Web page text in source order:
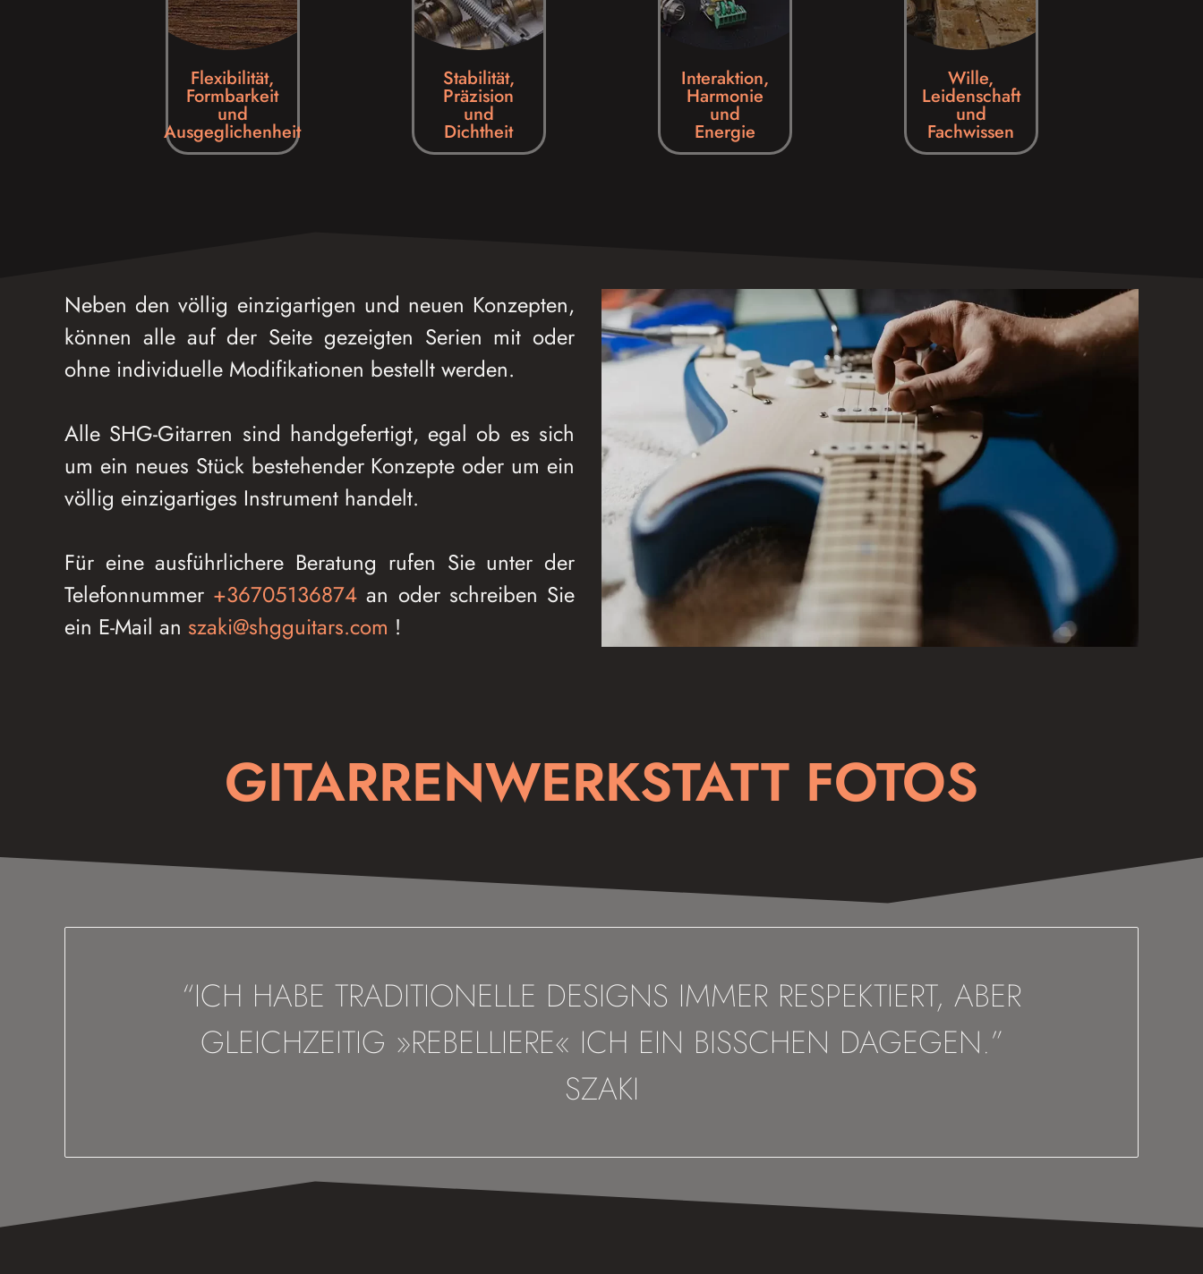
Flexibilität,
Formbarkeit
und
Ausgeglichenheit
Stabilität,
Präzision
und
Dichtheit
Interaktion,
Harmonie
und
Energie
Wille,
Leidenschaft
und
Fachwissen
Neben den völlig einzigartigen und neuen Konzepten,
können alle auf der Seite gezeigten Serien mit oder
ohne individuelle Modifikationen bestellt werden.
Alle SHG-Gitarren sind handgefertigt, egal ob es sich
um ein neues Stück bestehender Konzepte oder um ein
völlig einzigartiges Instrument handelt.
Für eine ausführlichere Beratung rufen Sie unter der
Telefonnummer +36705136874 an oder schreiben Sie
ein E-Mail an szaki@shgguitars.com !
GITARRENWERKSTATT FOTOS
“ICH HABE TRADITIONELLE DESIGNS IMMER RESPEKTIERT, ABER
GLEICHZEITIG »REBELLIERE« ICH EIN BISSCHEN DAGEGEN.”
SZAKI